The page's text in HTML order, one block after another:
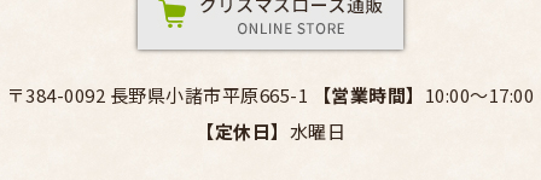
〒384-0092 長野県小諸市平原665-1 【営業時間】 10:00～17:00
【定休日】 水曜日